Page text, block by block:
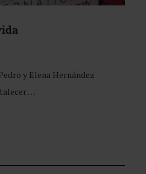
y Elena Hernández
…